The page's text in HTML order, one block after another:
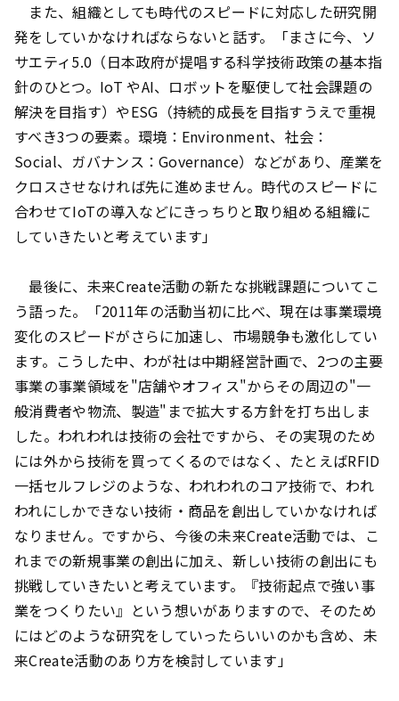
また、組織としても時代のスピードに対応した研究開
発をしていかなければならないと話す。「まさに今、ソ
サエティ5.0（日本政府が提唱する科学技術政策の基本指
針のひとつ。IoT やAI、ロボットを駆使して社会課題の
解決を目指す）やESG（持続的成長を目指すうえで重視
すべき3つの要素。環境：Environment、社会：
Social、ガバナンス：Governance）などがあり、産業を
クロスさせなければ先に進めません。時代のスピードに
合わせてIoTの導入などにきっちりと取り組める組織に
していきたいと考えています」
最後に、未来Create活動の新たな挑戦課題についてこ
う語った。「2011年の活動当初に比べ、現在は事業環境
変化のスピードがさらに加速し、市場競争も激化してい
ます。こうした中、わが社は中期経営計画で、2つの主要
事業の事業領域を"店舗やオフィス"からその周辺の"一
般消費者や物流、製造"まで拡大する方針を打ち出しま
した。われわれは技術の会社ですから、その実現のため
には外から技術を買ってくるのではなく、たとえばRFID
一括セルフレジのような、われわれのコア技術で、われ
われにしかできない技術・商品を創出していかなければ
なりません。ですから、今後の未来Create活動では、こ
れまでの新規事業の創出に加え、新しい技術の創出にも
挑戦していきたいと考えています。『技術起点で強い事
業をつくりたい』という想いがありますので、そのため
にはどのような研究をしていったらいいのかも含め、未
来Create活動のあり方を検討しています」